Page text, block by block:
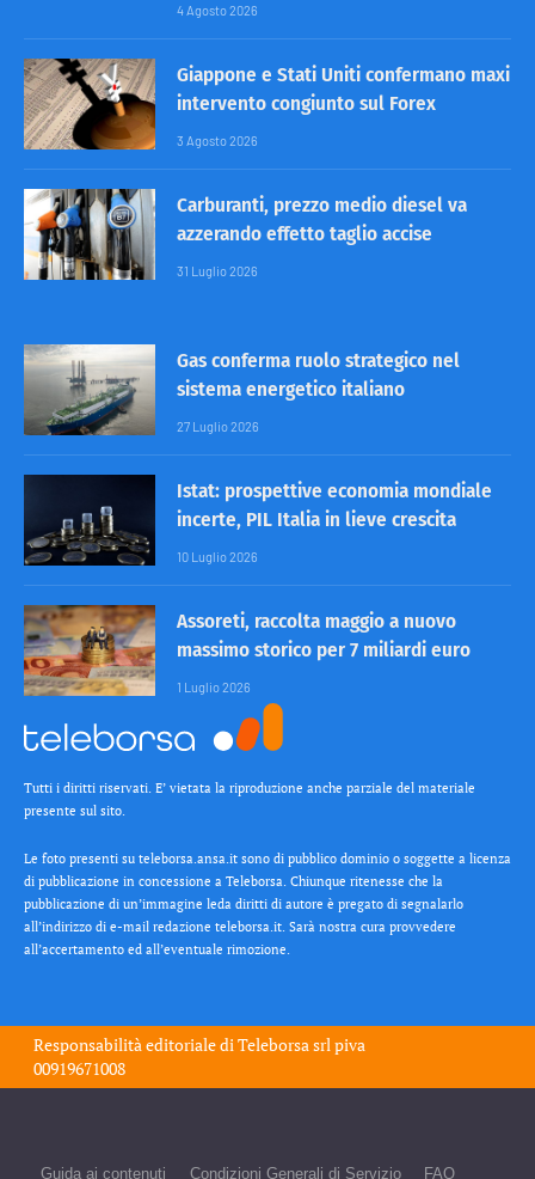
4 Agosto 2026
Giappone e Stati Uniti confermano maxi
intervento congiunto sul Forex
3 Agosto 2026
Carburanti, prezzo medio diesel va
azzerando effetto taglio accise
31 Luglio 2026
Gas conferma ruolo strategico nel
sistema energetico italiano
27 Luglio 2026
Istat: prospettive economia mondiale
incerte, PIL Italia in lieve crescita
10 Luglio 2026
Assoreti, raccolta maggio a nuovo
massimo storico per 7 miliardi euro
1 Luglio 2026
Tutti i diritti riservati. E’ vietata la riproduzione anche parziale del materiale
presente sul sito.
Le foto presenti su teleborsa.ansa.it sono di pubblico dominio o soggette a licenza
di pubblicazione in concessione a Teleborsa. Chiunque ritenesse che la
pubblicazione di un’immagine leda diritti di autore è pregato di segnalarlo
all’indirizzo di e-mail redazione teleborsa.it. Sarà nostra cura provvedere
all’accertamento ed all’eventuale rimozione.
Responsabilità editoriale diTeleborsa srl piva
00919671008
Guida ai contenuti Condizioni Generali di Servizio FAQ